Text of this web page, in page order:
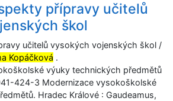
přípravy učitelů
škol
učitelů vysokých vojenských škol /
Kopáčková .
výuky technických předmětů
424-3 Modernizace vysokoškolské
Hradec Králové : Gaudeamus,